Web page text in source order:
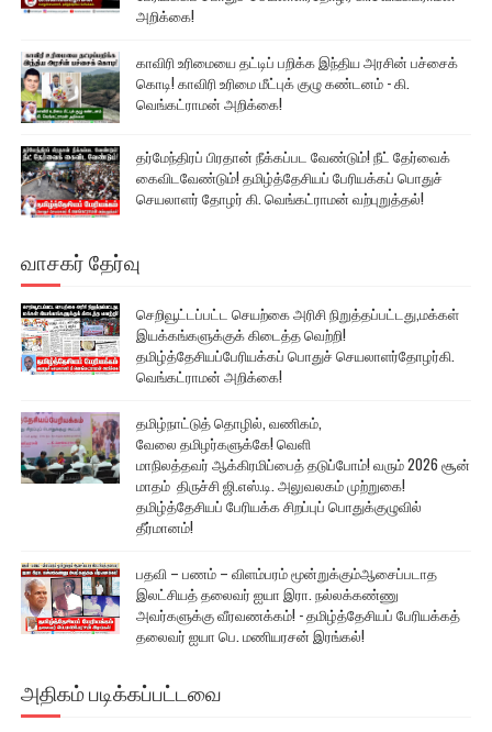
அறிக்கை!
காவிரி உரிமையை தட்டிப் பறிக்க இந்திய அரசின் பச்சைக்
கொடி! காவிரி உரிமை மீட்புக் குழு கண்டனம் - கி.
வெங்கட்ராமன் அறிக்கை!
தர்மேந்திரப் பிரதான் நீக்கப்பட வேண்டும்! நீட் தேர்வைக்
கைவிடவேண்டும்! தமிழ்த்தேசியப் பேரியக்கப் பொதுச்
செயலாளர் தோழர் கி. வெங்கட்ராமன் வற்புறுத்தல்!
வாசகர் தேர்வு
செறிவூட்டப்பட்ட செயற்கை அரிசி நிறுத்தப்பட்டது,மக்கள்
இயக்கங்களுக்குக் கிடைத்த வெற்றி!
தமிழ்த்தேசியப்பேரியக்கப் பொதுச் செயலாளர்தோழர்கி.
வெங்கட்ராமன் அறிக்கை!
தமிழ்நாட்டுத் தொழில், வணிகம்,
வேலை தமிழர்களுக்கே! வெளி
மாநிலத்தவர் ஆக்கிரமிப்பைத் தடுப்போம்! வரும் 2026 சூன்
மாதம் திருச்சி ஜி.எஸ்.டி. அலுவலகம் முற்றுகை!
தமிழ்த்தேசியப் பேரியக்க சிறப்புப் பொதுக்குழுவில்
தீர்மானம்!
பதவி – பணம் – விளம்பரம் மூன்றுக்கும்ஆசைப்படாத
இலட்சியத் தலைவர் ஐயா இரா. நல்லக்கண்ணு
அவர்களுக்கு வீரவணக்கம்! - தமிழ்த்தேசியப் பேரியக்கத்
தலைவர் ஐயா பெ. மணியரசன் இரங்கல்!
அதிகம் படிக்கப்பட்டவை